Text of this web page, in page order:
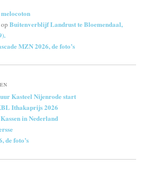
opBuitenverblijf Landrust te Bloemendaal,
MZN 2026, de foto’s
Kasteel Nijenrode start
Ithakaprijs 2026
in Nederland
de foto’s